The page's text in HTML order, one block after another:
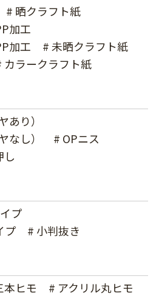
# 晒クラフト紙
加工
加工
# 未晒クラフト紙
カラークラフト紙
あり）
なし）
# OPニス
し
プ
プ
# 小判抜き
本ヒモ
# アクリル丸ヒモ